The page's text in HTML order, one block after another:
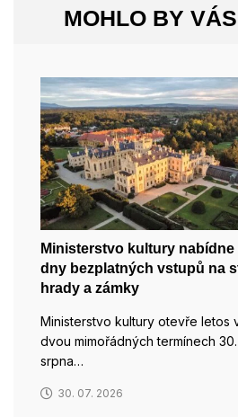
MOHLO BY
Ministerstvo kultury nabídne
dny bezplatných vstupů na
hrady a zámky
Ministerstvo kultury otevře letos
dvou mimořádných termínech 30.
srpna…
30. 07. 2026